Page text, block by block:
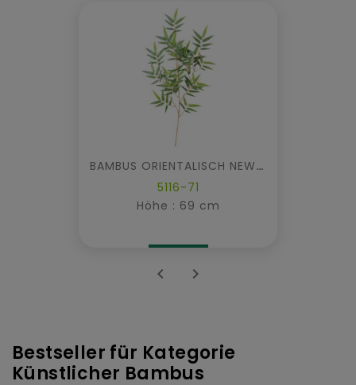
BAMBUS ORIENTALISCH NEW *130
5116-71
Höhe : 69 cm
 
Bestseller für Kategorie
Künstlicher Bambus